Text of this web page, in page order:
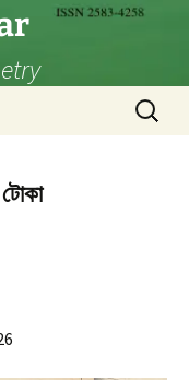
Search
for: